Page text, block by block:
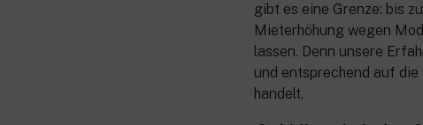
gibt es eine Grenze: bis
Mieterhöhung wegen
lassen. Denn unsere
und entsprechend auf
handelt.